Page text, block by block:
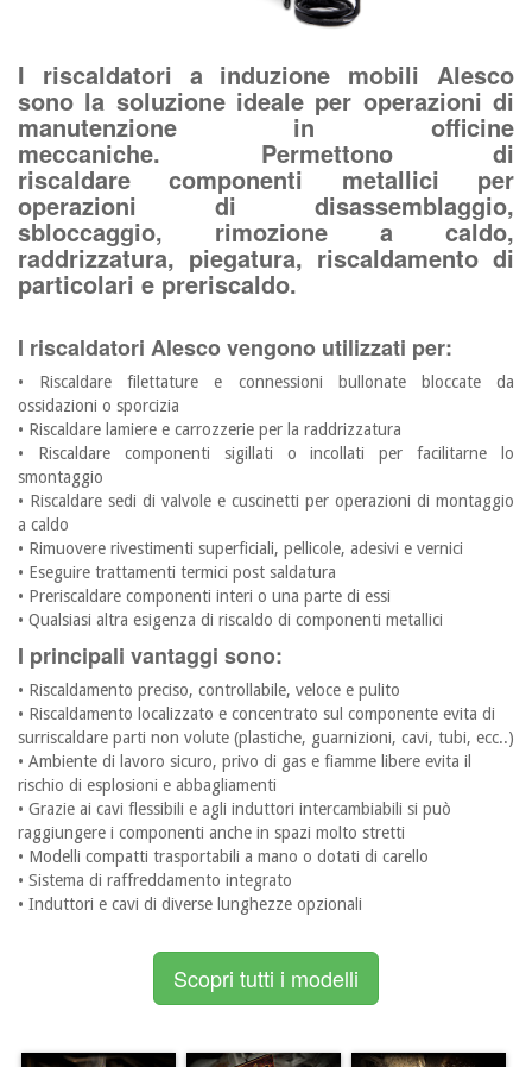
I riscaldatori a induzione mobili Alesco
sono la soluzione ideale per operazioni di
manutenzione in officine
meccaniche. Permettono di
riscaldare componenti metallici per
operazioni di disassemblaggio,
sbloccaggio, rimozione a caldo,
raddrizzatura, piegatura, riscaldamento di
particolari e preriscaldo.
I riscaldatori Alesco vengono utilizzati per:
• Riscaldare filettature e connessioni bullonate bloccate da
ossidazioni o sporcizia
• Riscaldare lamiere e carrozzerie per la raddrizzatura
• Riscaldare componenti sigillati o incollati per facilitarne lo
smontaggio
• Riscaldare sedi di valvole e cuscinetti per operazioni di montaggio
a caldo
• Rimuovere rivestimenti superficiali, pellicole, adesivi e vernici
• Eseguire trattamenti termici post saldatura
• Preriscaldare componenti interi o una parte di essi
• Qualsiasi altra esigenza di riscaldo di componenti metallici
I principali vantaggi sono:
• Riscaldamento preciso, controllabile, veloce e pulito
• Riscaldamento localizzato e concentrato sul componente evita di
surriscaldare parti non volute (plastiche, guarnizioni, cavi, tubi, ecc..)
• Ambiente di lavoro sicuro, privo di gas e fiamme libere evita il
rischio di esplosioni e abbagliamenti
• Grazie ai cavi flessibili e agli induttori intercambiabili si può
raggiungere i componenti anche in spazi molto stretti
• Modelli compatti trasportabili a mano o dotati di carello
• Sistema di raffreddamento integrato
• Induttori e cavi di diverse lunghezze opzionali
Scopri tutti i modelli